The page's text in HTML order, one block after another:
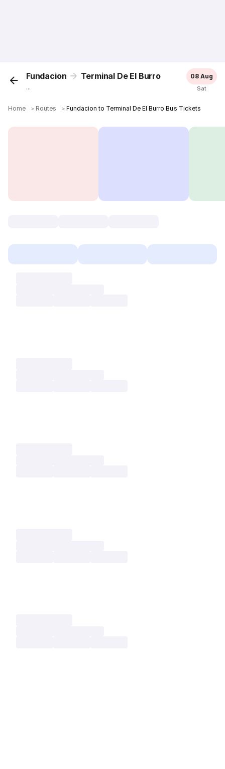
Fundacion Terminal De El Burro
...
08 Aug
Sat
Home ＞ Routes ＞Fundacion to Terminal De El Burro Bus Tickets